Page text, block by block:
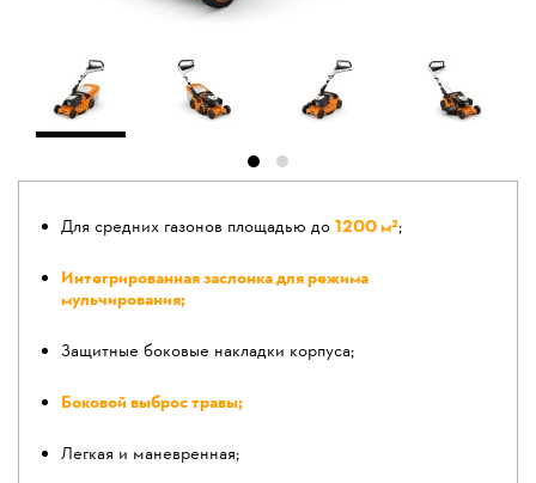
Для средних газонов площадью до1200 м²;
Интегрированная заслонка для режима
мульчирования;
Защитные боковые накладки корпуса;
Боковой выброс травы;
Легкая и маневренная;